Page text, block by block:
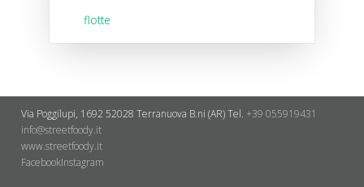
flotte
Via Poggilupi, 1692 52028 Terranuova B.ni (AR)Tel. +39 055919431
info@streetfoody.it
www.streetfoody.it
Facebook​Instagram